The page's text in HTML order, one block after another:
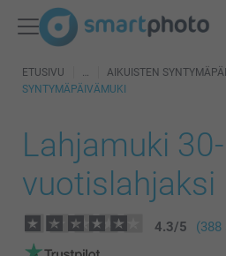
ETUSIVU
AIKUISTEN
SYNTYMÄPÄIVÄMUKI
Lahjamuki 30-
vuotislahjaksi
4.3/5